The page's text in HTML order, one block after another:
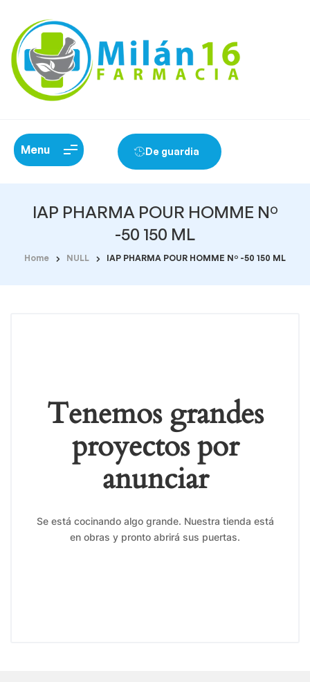
Menu De guardia
IAP PHARMA POUR HOMME Nº
-50 150 ML
Home NULL IAP PHARMA POUR HOMME Nº -50 150 ML
Tenemos grandes
proyectos por
anunciar
Se está cocinando algo grande. Nuestra tienda está
en obras y pronto abrirá sus puertas.